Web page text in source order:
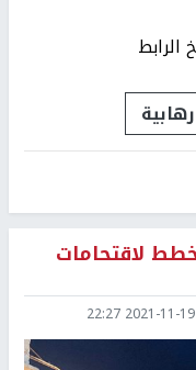
الرابط
لاقتحامات
2021-11-19 22:27